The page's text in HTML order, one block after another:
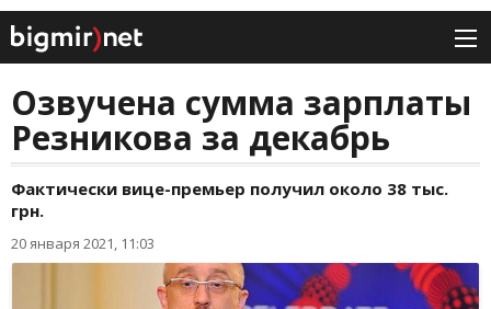
Озвучена сумма зарплаты
Резникова за декабрь
Фактически вице-премьер получил около 38 тыс.
грн.
20 января 2021, 11:03